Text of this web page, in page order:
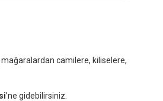
camilere, kiliselere,
’ne gidebilirsiniz.